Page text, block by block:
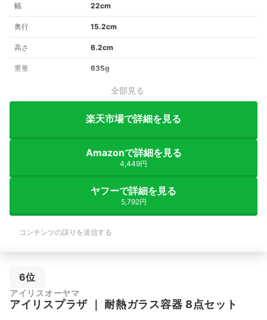
幅 22cm
奥行 15.2cm
高さ 6.2cm
重量 635g
全部見る
楽天市場で詳細を見る
Amazonで詳細を見る
4,449円
ヤフーで詳細を見る
5,792円
コンテンツの誤りを送信する
6位
アイリスオーヤマ
アイリスプラザ ｜ 耐熱ガラス容器 8点セット